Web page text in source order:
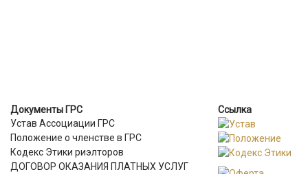
Документы ГРС
Ссылка
Устав Ассоциации ГРС
Положение о членстве в ГРС
Кодекс Этики риэлторов
ДОГОВОР ОКАЗАНИЯ ПЛАТНЫХ УСЛУГ